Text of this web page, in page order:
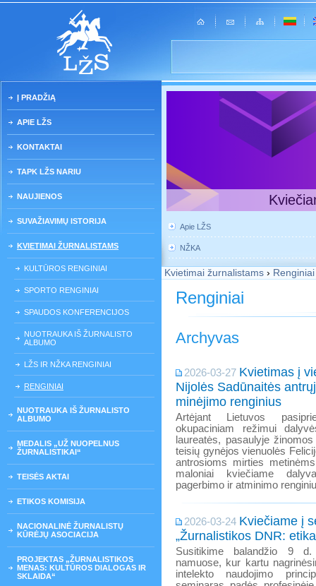
Į PRADŽIĄ
APIE LŽS
KONTAKTAI
TAPK LŽS NARIU
NAUJIENOS
SUVAŽIAVIMŲ ISTORIJA
KVIETIMAI ŽURNALISTAMS
KULTŪROS RENGINIAI
SPORTO RENGINIAI
SPAUDOS KONFERENCIJOS
NUOTRAUKA IŠ ŽURNALISTO
ALBUMO
LŽS IR NŽKA RENGINIAI
RENGINIAI
NUOTRAUKA IŠ ŽURNALISTO
ALBUMO
MEDALIS „UŽ NUOPELNUS
ŽURNALISTIKAI“
TEISĖS AKTAI
ETIKOS KOMISIJA
NACIONALINĖ ŽURNALISTŲ
KŪRĖJŲ ASOCIACIJA
PROJEKTAS „ŽURNALISTIKOS
MENAS: KULTŪROS DIALOGAS IR
SKLAIDA“
Apie LŽS
NŽKA
Kvietimai žurnalistams › Renginiai
Renginiai
Archyvas
2026-03-27 Kvietimas į
Nijolės Sadūnaitės
minėjimo renginius
Artėjant Lietuvos
okupaciniam režimui
laureatės, pasaulyje
teisių gynėjos vienuolės
antrosioms mirties
maloniai kviečiame
pagerbimo ir atminimo
2026-03-24 Kviečiame į
„Žurnalistikos DNR:
Susitikime balandžio 9
namuose, kur kartu
intelekto naudojimo